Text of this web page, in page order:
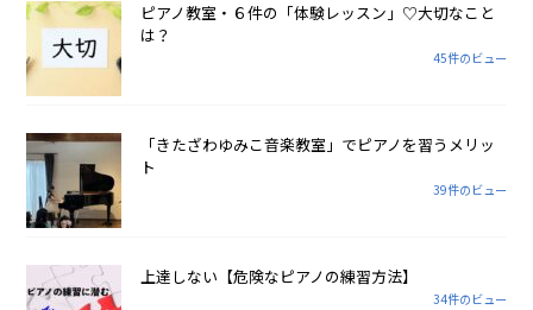
ピアノ教室・６件の「体験レッスン」♡大切なこと
は？
45件のビュー
「きたざわゆみこ音楽教室」でピアノを習うメリッ
ト
39件のビュー
上達しない【危険なピアノの練習方法】
34件のビュー